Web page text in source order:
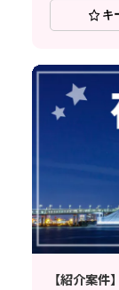
キ
【紹介案